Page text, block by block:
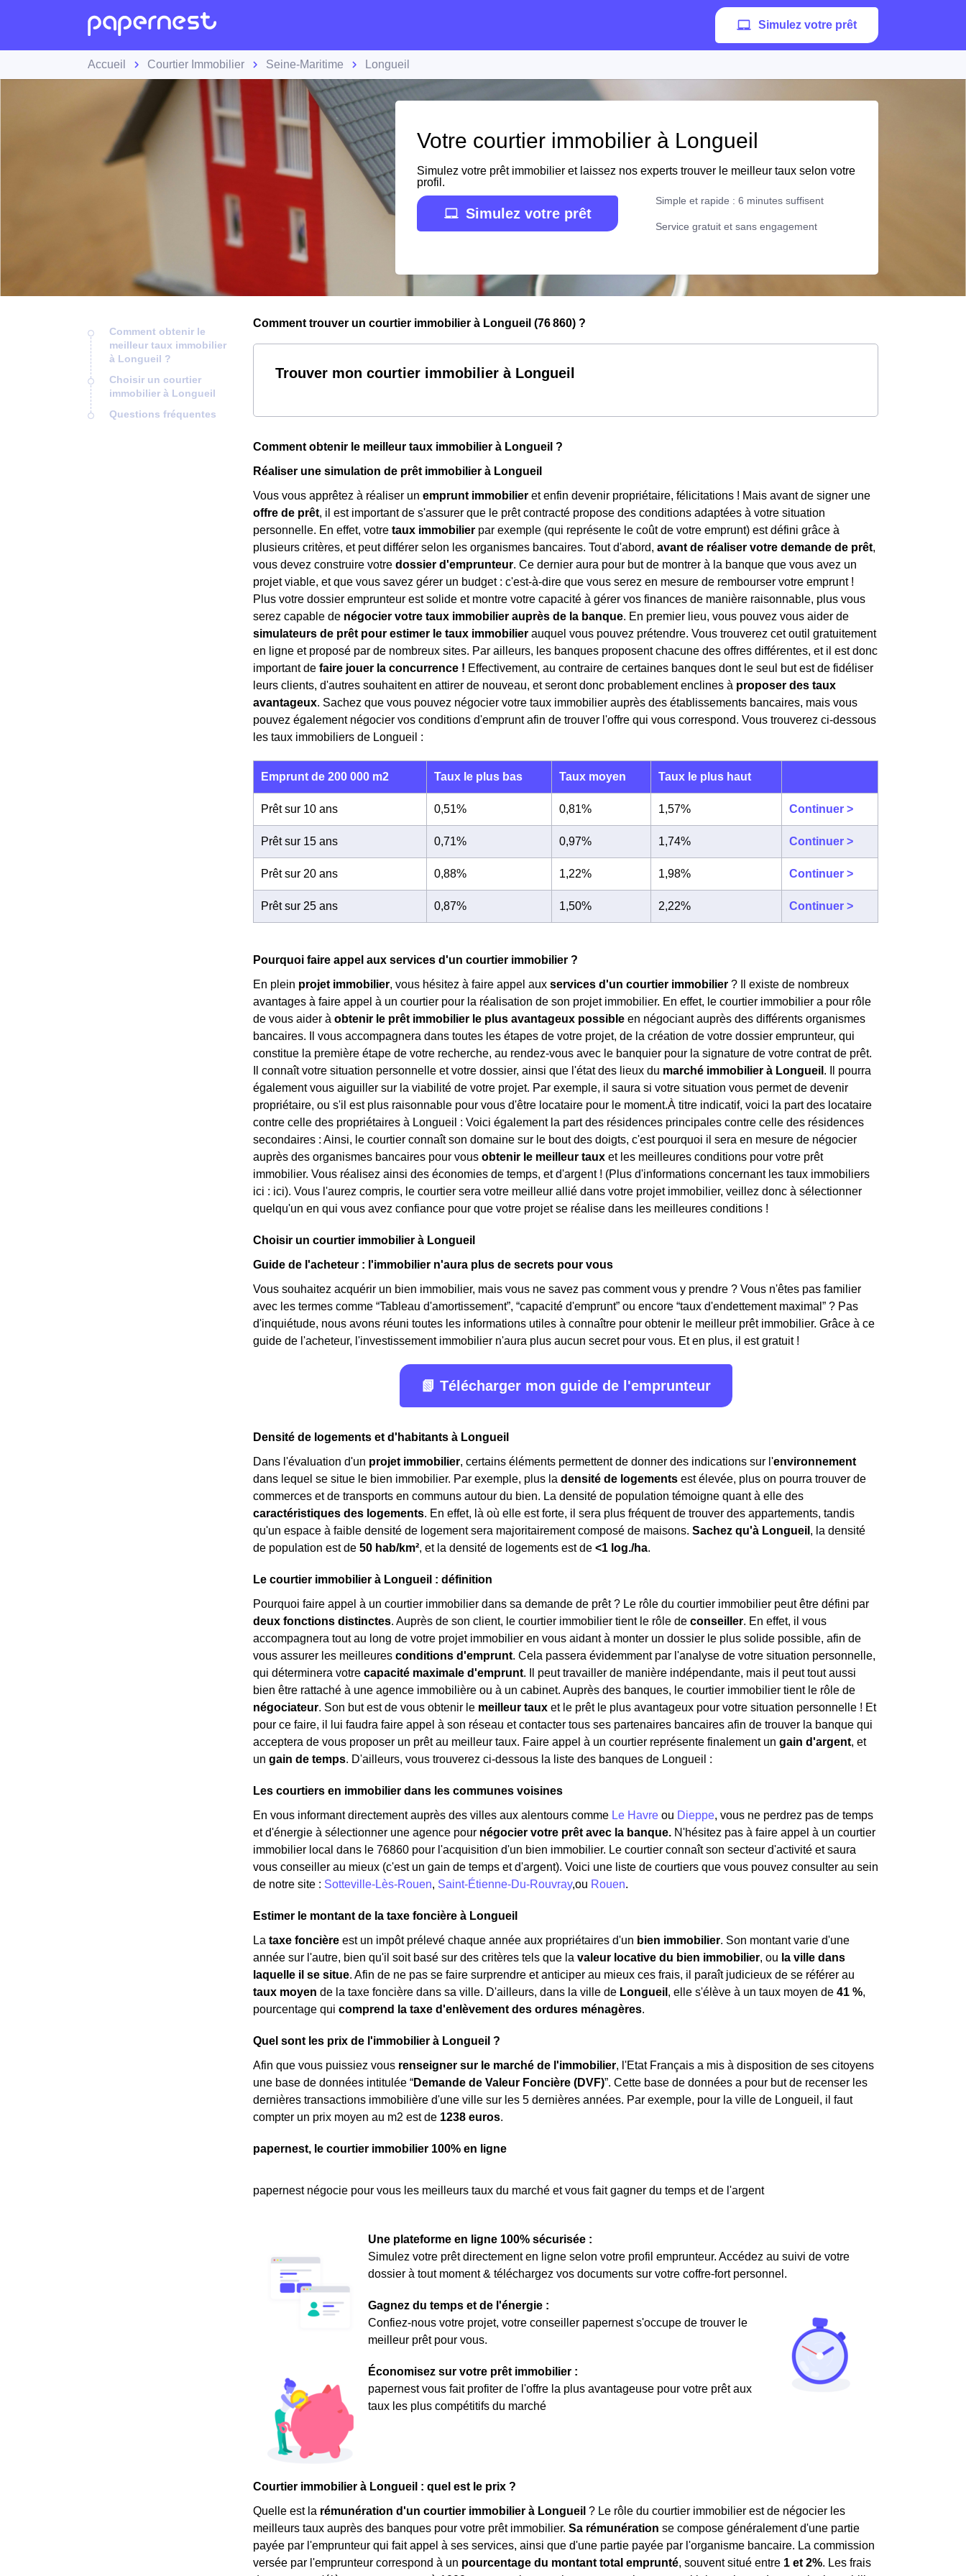
Simulez votre prêt
Accueil Courtier Immobilier Seine-Maritime Longueil
Votre courtier immobilier à Longueil
Simulez votre prêt immobilier et laissez nos experts trouver le meilleur taux selon votre
profil.
Simulez votre prêt
Simple et rapide : 6 minutes suffisent
Service gratuit et sans engagement
Comment obtenir le
meilleur taux immobilier
à Longueil ?
Choisir un courtier
immobilier à Longueil
Questions fréquentes
Comment trouver un courtier immobilier à Longueil (76 860) ?
Trouver mon courtier immobilier à Longueil
Comment obtenir le meilleur taux immobilier à Longueil ?
Réaliser une simulation de prêt immobilier à Longueil
Vous vous apprêtez à réaliser un emprunt immobilier et enfin devenir propriétaire, félicitations ! Mais avant de signer une
offre de prêt, il est important de s'assurer que le prêt contracté propose des conditions adaptées à votre situation
personnelle. En effet, votre taux immobilier par exemple (qui représente le coût de votre emprunt) est défini grâce à
plusieurs critères, et peut différer selon les organismes bancaires. Tout d'abord, avant de réaliser votre demande de prêt,
vous devez construire votre dossier d'emprunteur. Ce dernier aura pour but de montrer à la banque que vous avez un
projet viable, et que vous savez gérer un budget : c'est-à-dire que vous serez en mesure de rembourser votre emprunt !
Plus votre dossier emprunteur est solide et montre votre capacité à gérer vos finances de manière raisonnable, plus vous
serez capable de négocier votre taux immobilier auprès de la banque. En premier lieu, vous pouvez vous aider de
simulateurs de prêt pour estimer le taux immobilier auquel vous pouvez prétendre. Vous trouverez cet outil gratuitement
en ligne et proposé par de nombreux sites. Par ailleurs, les banques proposent chacune des offres différentes, et il est donc
important de faire jouer la concurrence ! Effectivement, au contraire de certaines banques dont le seul but est de fidéliser
leurs clients, d'autres souhaitent en attirer de nouveau, et seront donc probablement enclines à proposer des taux
avantageux. Sachez que vous pouvez négocier votre taux immobilier auprès des établissements bancaires, mais vous
pouvez également négocier vos conditions d'emprunt afin de trouver l'offre qui vous correspond. Vous trouverez ci-dessous
les taux immobiliers de Longueil :
Emprunt de 200 000 m2 Taux le plus bas Taux moyen Taux le plus haut
Prêt sur 10 ans 0,51% 0,81% 1,57% Continuer >
Prêt sur 15 ans 0,71% 0,97% 1,74% Continuer >
Prêt sur 20 ans 0,88% 1,22% 1,98% Continuer >
Prêt sur 25 ans 0,87% 1,50% 2,22% Continuer >
Pourquoi faire appel aux services d'un courtier immobilier ?
En plein projet immobilier, vous hésitez à faire appel aux services d'un courtier immobilier ? Il existe de nombreux
avantages à faire appel à un courtier pour la réalisation de son projet immobilier. En effet, le courtier immobilier a pour rôle
de vous aider à obtenir le prêt immobilier le plus avantageux possible en négociant auprès des différents organismes
bancaires. Il vous accompagnera dans toutes les étapes de votre projet, de la création de votre dossier emprunteur, qui
constitue la première étape de votre recherche, au rendez-vous avec le banquier pour la signature de votre contrat de prêt.
Il connaît votre situation personnelle et votre dossier, ainsi que l'état des lieux du marché immobilier à Longueil . Il pourra
également vous aiguiller sur la viabilité de votre projet. Par exemple, il saura si votre situation vous permet de devenir
propriétaire, ou s'il est plus raisonnable pour vous d'être locataire pour le moment.À titre indicatif, voici la part des locataire
contre celle des propriétaires à Longueil : Voici également la part des résidences principales contre celle des résidences
secondaires : Ainsi, le courtier connaît son domaine sur le bout des doigts, c'est pourquoi il sera en mesure de négocier
auprès des organismes bancaires pour vous obtenir le meilleur taux et les meilleures conditions pour votre prêt
immobilier. Vous réalisez ainsi des économies de temps, et d'argent ! (Plus d'informations concernant les taux immobiliers
ici : ici). Vous l'aurez compris, le courtier sera votre meilleur allié dans votre projet immobilier, veillez donc à sélectionner
quelqu'un en qui vous avez confiance pour que votre projet se réalise dans les meilleures conditions !
Choisir un courtier immobilier à Longueil
Guide de l'acheteur : l'immobilier n'aura plus de secrets pour vous
Vous souhaitez acquérir un bien immobilier, mais vous ne savez pas comment vous y prendre ? Vous n'êtes pas familier
avec les termes comme “Tableau d'amortissement”, “capacité d'emprunt” ou encore “taux d'endettement maximal” ? Pas
d'inquiétude, nous avons réuni toutes les informations utiles à connaître pour obtenir le meilleur prêt immobilier. Grâce à ce
guide de l'acheteur, l'investissement immobilier n'aura plus aucun secret pour vous. Et en plus, il est gratuit !
📗 Télécharger mon guide de l'emprunteur
Densité de logements et d'habitants à Longueil
Dans l'évaluation d'un projet immobilier, certains éléments permettent de donner des indications sur l'environnement
dans lequel se situe le bien immobilier. Par exemple, plus la densité de logements est élevée, plus on pourra trouver de
commerces et de transports en communs autour du bien. La densité de population témoigne quant à elle des
caractéristiques des logements. En effet, là où elle est forte, il sera plus fréquent de trouver des appartements, tandis
qu'un espace à faible densité de logement sera majoritairement composé de maisons. Sachez qu'à Longueil , la densité
de population est de 50 hab/km², et la densité de logements est de <1 log./ha.
Le courtier immobilier à Longueil : définition
Pourquoi faire appel à un courtier immobilier dans sa demande de prêt ? Le rôle du courtier immobilier peut être défini par
deux fonctions distinctes. Auprès de son client, le courtier immobilier tient le rôle de conseiller. En effet, il vous
accompagnera tout au long de votre projet immobilier en vous aidant à monter un dossier le plus solide possible, afin de
vous assurer les meilleures conditions d'emprunt. Cela passera évidemment par l'analyse de votre situation personnelle,
qui déterminera votre capacité maximale d'emprunt. Il peut travailler de manière indépendante, mais il peut tout aussi
bien être rattaché à une agence immobilière ou à un cabinet. Auprès des banques, le courtier immobilier tient le rôle de
négociateur. Son but est de vous obtenir le meilleur taux et le prêt le plus avantageux pour votre situation personnelle ! Et
pour ce faire, il lui faudra faire appel à son réseau et contacter tous ses partenaires bancaires afin de trouver la banque qui
acceptera de vous proposer un prêt au meilleur taux. Faire appel à un courtier représente finalement un gain d'argent, et
un gain de temps. D'ailleurs, vous trouverez ci-dessous la liste des banques de Longueil :
Les courtiers en immobilier dans les communes voisines
En vous informant directement auprès des villes aux alentours comme Le Havre ou Dieppe, vous ne perdrez pas de temps
et d'énergie à sélectionner une agence pour négocier votre prêt avec la banque. N'hésitez pas à faire appel à un courtier
immobilier local dans le 76860 pour l'acquisition d'un bien immobilier. Le courtier connaît son secteur d'activité et saura
vous conseiller au mieux (c'est un gain de temps et d'argent). Voici une liste de courtiers que vous pouvez consulter au sein
de notre site : Sotteville-Lès-Rouen, Saint-Étienne-Du-Rouvray,ou Rouen.
Estimer le montant de la taxe foncière à Longueil
La taxe foncière est un impôt prélevé chaque année aux propriétaires d'un bien immobilier. Son montant varie d'une
année sur l'autre, bien qu'il soit basé sur des critères tels que la valeur locative du bien immobilier, ou la ville dans
laquelle il se situe. Afin de ne pas se faire surprendre et anticiper au mieux ces frais, il paraît judicieux de se référer au
taux moyen de la taxe foncière dans sa ville. D'ailleurs, dans la ville de Longueil , elle s'élève à un taux moyen de 41 %,
pourcentage qui comprend la taxe d'enlèvement des ordures ménagères.
Quel sont les prix de l'immobilier à Longueil ?
Afin que vous puissiez vous renseigner sur le marché de l'immobilier, l'Etat Français a mis à disposition de ses citoyens
une base de données intitulée “Demande de Valeur Foncière (DVF)”. Cette base de données a pour but de recenser les
dernières transactions immobilière d'une ville sur les 5 dernières années. Par exemple, pour la ville de Longueil, il faut
compter un prix moyen au m2 est de 1238 euros.
papernest, le courtier immobilier 100% en ligne
papernest négocie pour vous les meilleurs taux du marché et vous fait gagner du temps et de l'argent
Une plateforme en ligne 100% sécurisée :
Simulez votre prêt directement en ligne selon votre profil emprunteur. Accédez au suivi de votre
dossier à tout moment & téléchargez vos documents sur votre coffre-fort personnel.
Gagnez du temps et de l'énergie :
Confiez-nous votre projet, votre conseiller papernest s'occupe de trouver le
meilleur prêt pour vous.
Économisez sur votre prêt immobilier :
papernest vous fait profiter de l'offre la plus avantageuse pour votre prêt aux
taux les plus compétitifs du marché
Courtier immobilier à Longueil : quel est le prix ?
Quelle est la rémunération d'un courtier immobilier à Longueil ? Le rôle du courtier immobilier est de négocier les
meilleurs taux auprès des banques pour votre prêt immobilier. Sa rémunération se compose généralement d'une partie
payée par l'emprunteur qui fait appel à ses services, ainsi que d'une partie payée par l'organisme bancaire. La commission
versée par l'emprunteur correspond à un pourcentage du montant total emprunté, souvent situé entre 1 et 2%. Les frais